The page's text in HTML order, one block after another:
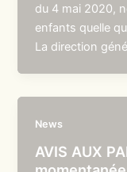
du 4 mai 2020,
enfants quelle
La direction
News
AVIS AUX